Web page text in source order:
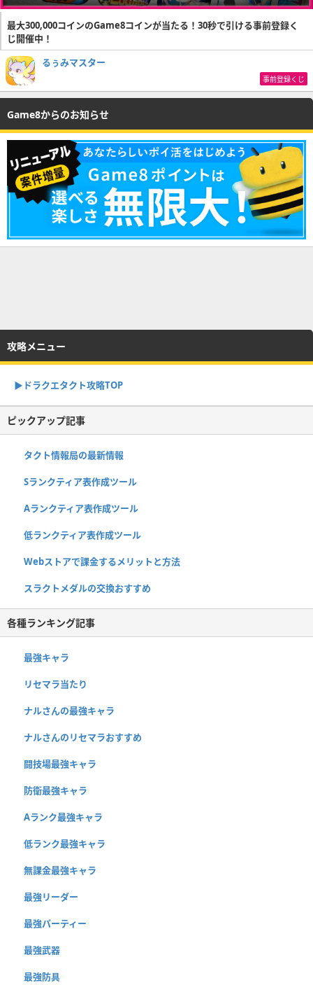
最大300,000コインのGame8コインが当たる！30秒で引ける事前登録く
じ開催中！
るぅみマスター
事前登録くじ
Game8からのお知らせ
攻略メニュー
▶︎ドラクエタクト攻略TOP
ピックアップ記事
タクト情報局の最新情報
Sランクティア表作成ツール
Aランクティア表作成ツール
低ランクティア表作成ツール
Webストアで課金するメリットと方法
スラクトメダルの交換おすすめ
各種ランキング記事
最強キャラ
リセマラ当たり
ナルさんの最強キャラ
ナルさんのリセマラおすすめ
闘技場最強キャラ
防衛最強キャラ
Aランク最強キャラ
低ランク最強キャラ
無課金最強キャラ
最強リーダー
最強パーティー
最強武器
最強防具